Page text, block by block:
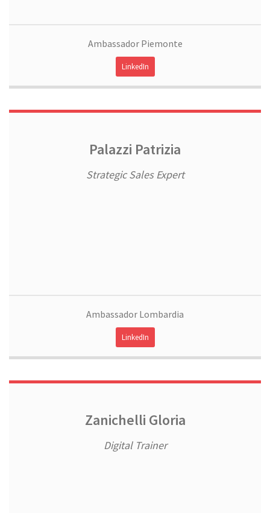
Ambassador Piemonte
LinkedIn
Palazzi Patrizia
Strategic Sales Expert
Ambassador Lombardia
LinkedIn
Zanichelli Gloria
Digital Trainer